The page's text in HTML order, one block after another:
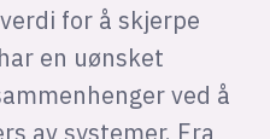
for å skjerpe
en uønsket
ved å
av systemer. Fra